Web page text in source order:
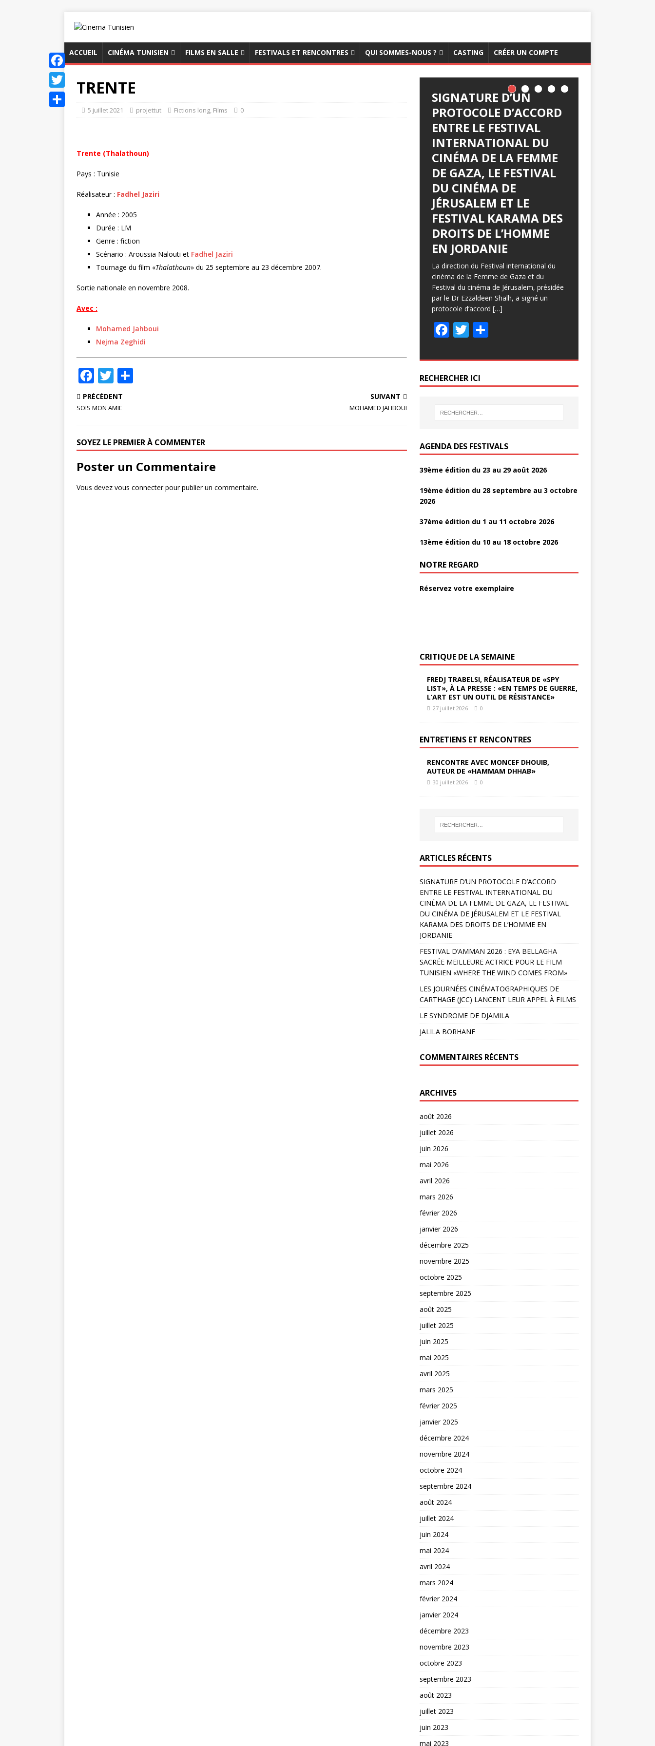
ACCUEIL CINÉMA TUNISIEN FILMS EN SALLE FESTIVALS ET RENCONTRES QUI SOMMES-NOUS ? CASTING CRÉER UN COMPTE
TRENTE
5 juillet 2021 projettut Fictions long, Films 0
Trente (Thalathoun)
Pays : Tunisie
Réalisateur : Fadhel Jaziri
Année : 2005
Durée : LM
Genre : fiction
Scénario : Aroussia Nalouti et Fadhel Jaziri
Tournage du film «Thalathoun» du 25 septembre au 23 décembre 2007.
Sortie nationale en novembre 2008.
Avec :
Mohamed Jahboui
Nejma Zeghidi
F
a
c
b
o
o
k
T
w
it
r e
r
PRÉCÉDENT
SOIS MON AMIE
SUIVANT
MOHAMED JAHBOUI
SOYEZ LE PREMIER À COMMENTER
Poster un Commentaire
Vous devez vous connecterpour publier un commentaire.
F
a
c
T
SIGNATURE D’UN
PROTOCOLE D’ACCORD
ENTRE LE FESTIVAL
INTERNATIONAL DU
CINÉMA DE LA FEMME
DE GAZA, LE FESTIVAL
DU CINÉMA DE
JÉRUSALEM ET LE
FESTIVAL KARAMA DES
DROITS DE L’HOMME
EN JORDANIE
La direction du Festival international du
cinéma de la Femme de Gaza et du
Festival du cinéma de Jérusalem, présidée
par le Dr Ezzaldeen Shalh, a signé un
protocole d’accord […]
F
e
b
o
o
T
itt
er
P
ta
er
RECHERCHER ICI
AGENDA DES FESTIVALS
39ème édition du 23 au 29 août 2026
19ème édition du 28 septembre au 3 octobre
2026
37ème édition du 1 au 11 octobre 2026
13ème édition du 10 au 18 octobre 2026
NOTRE REGARD
Réservez votre exemplaire
CRITIQUE DE LA SEMAINE
FREDJ TRABELSI, RÉALISATEUR DE «SPY
LIST», À LA PRESSE : «EN TEMPS DE GUERRE,
L’ART EST UN OUTIL DE RÉSISTANCE»
27 juillet 2026 0
ENTRETIENS ET RENCONTRES
RENCONTRE AVEC MONCEF DHOUIB,
AUTEUR DE «HAMMAM DHHAB»
30 juillet 2026 0
ARTICLES RÉCENTS
SIGNATURE D’UN PROTOCOLE D’ACCORD
ENTRE LE FESTIVAL INTERNATIONAL DU
CINÉMA DE LA FEMME DE GAZA, LE FESTIVAL
DU CINÉMA DE JÉRUSALEM ET LE FESTIVAL
KARAMA DES DROITS DE L’HOMME EN
JORDANIE
FESTIVAL D’AMMAN 2026 : EYA BELLAGHA
SACRÉE MEILLEURE ACTRICE POUR LE FILM
TUNISIEN «WHERE THE WIND COMES FROM»
LES JOURNÉES CINÉMATOGRAPHIQUES DE
CARTHAGE (JCC) LANCENT LEUR APPEL À FILMS
LE SYNDROME DE DJAMILA
JALILA BORHANE
COMMENTAIRES RÉCENTS
ARCHIVES
août 2026
juillet 2026
juin 2026
mai 2026
avril 2026
mars 2026
février 2026
janvier 2026
décembre 2025
novembre 2025
octobre 2025
septembre 2025
août 2025
juillet 2025
juin 2025
mai 2025
avril 2025
mars 2025
février 2025
janvier 2025
décembre 2024
novembre 2024
octobre 2024
septembre 2024
août 2024
juillet 2024
juin 2024
mai 2024
avril 2024
mars 2024
février 2024
janvier 2024
décembre 2023
novembre 2023
octobre 2023
septembre 2023
août 2023
juillet 2023
juin 2023
mai 2023